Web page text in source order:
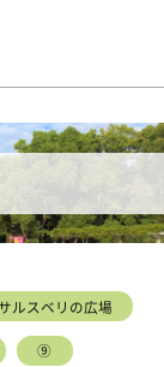
ルスベリの広場
⑨